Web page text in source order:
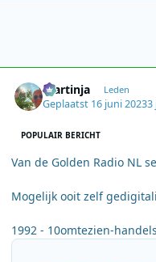
martinja Leden
Geplaatst 16 juni 20233
POPULAIR BERICHT
Van de Golden Radio NL
Mogelijk ooit zelf
1992 - 10omtezien-